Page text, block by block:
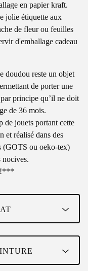
en papier kraft.
jolie étiquette aux
de fleur ou feuilles
d'emballage cadeau
doudou reste un objet
de porter une
principe qu’il ne doit
de 36 mois.
de jouets portant cette
et réalisé dans des
(GOTS ou oeko-tex)
nocives.
!***